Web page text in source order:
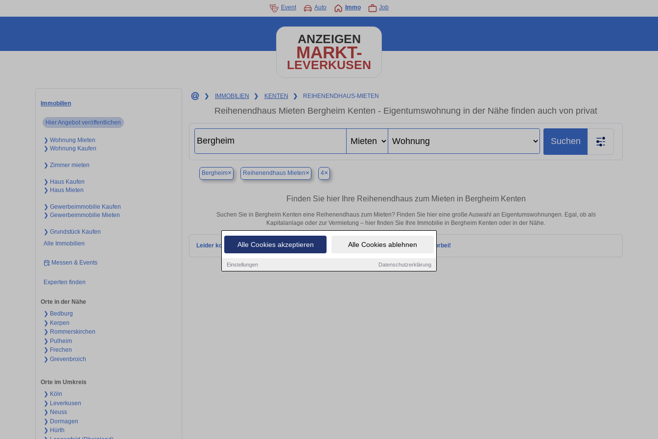
Alle Cookies akzeptieren Alle Cookies ablehnen
Einstellungen Datenschutzerklärung
Event Auto Immo Job
ANZEIGEN
MARKT-
LEVERKUSEN
Immobilien
Hier Angebot veröffentlichen
❯ Wohnung Mieten
❯ Wohnung Kaufen
❯ Zimmer mieten
❯ Haus Kaufen
❯ Haus Mieten
❯ Gewerbeimmobilie Kaufen
❯ Gewerbeimmobilie Mieten
❯ Grundstück Kaufen
Alle Immobilien
Messen & Events
Experten finden
Orte in der Nähe
❯ Bedburg
❯ Kerpen
❯ Rommerskirchen
❯ Pulheim
❯ Frechen
❯ Grevenbroich
Orte im Umkreis
❯ Köln
❯ Leverkusen
❯ Neuss
❯ Dormagen
❯ Hürth
❯ IMMOBILIEN ❯ KENTEN ❯ REIHENENDHAUS-MIETEN
Reihenendhaus Mieten Bergheim Kenten - Eigentumswohnung in der Nähe finden auch von privat
Suchen
Bergheim× Reihenendhaus Mieten× 4×
Finden Sie hier Ihre Reihenendhaus zum Mieten in Bergheim Kenten
Suchen Sie in Bergheim Kenten eine Reihenendhaus zum Mieten? Finden Sie hier eine große Auswahl an Eigentumswohnungen. Egal, ob als
Kapitalanlage oder zur Vermietung – hier finden Sie Ihre Immobilie in Bergheim Kenten oder in der Nähe.
Leider konnten wir derzeit keine passenden Objekte finden. Schauen Sie bald wieder vorbei!